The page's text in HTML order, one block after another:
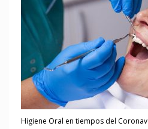
Higiene Oral en tiempos del